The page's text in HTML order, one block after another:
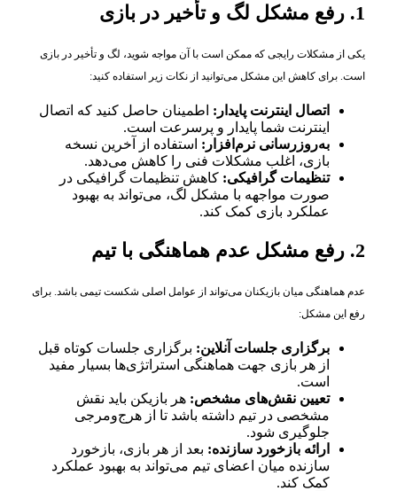
1. رفع مشکل لگ و تأخیر در بازی
یکی از مشکلات رایجی که ممکن است با آن مواجه شوید، لگ و تأخیر در بازی
است. برای کاهش این مشکل می‌توانید از نکات زیر استفاده کنید:
اتصال اینترنت پایدار: اطمینان حاصل کنید که اتصال
اینترنت شما پایدار و پرسرعت است.
به‌روزرسانی نرم‌افزار: استفاده از آخرین نسخه
بازی، اغلب مشکلات فنی را کاهش می‌دهد.
تنظیمات گرافیکی: کاهش تنظیمات گرافیکی در
صورت مواجهه با مشکل لگ، می‌تواند به بهبود
عملکرد بازی کمک کند.
2. رفع مشکل عدم هماهنگی با تیم
عدم هماهنگی میان بازیکنان می‌تواند از عوامل اصلی شکست تیمی باشد. برای
رفع این مشکل:
برگزاری جلسات آنلاین: برگزاری جلسات کوتاه قبل
از هر بازی جهت هماهنگی استراتژی‌ها بسیار مفید
است.
تعیین نقش‌های مشخص: هر بازیکن باید نقش
مشخصی در تیم داشته باشد تا از هرج‌ومرجی
جلوگیری شود.
ارائه بازخورد سازنده: بعد از هر بازی، بازخورد
سازنده میان اعضای تیم می‌تواند به بهبود عملکرد
کمک کند.